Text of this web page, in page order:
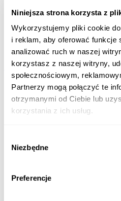
Niniejsza strona korzysta z
Wykorzystujemy pliki cookie
i reklam, aby oferować funkcje
analizować ruch w naszej
korzystasz z naszej witryny,
społecznościowym,
Partnerzy mogą połączyć te
otrzymanymi od Ciebie lub
korzystania z ich usług.
zgody
Niezbędne
Preferencje
Podcasty
Newsletter
FAQ
Szkolenia online dla
Kontakt
Kupuję kurs